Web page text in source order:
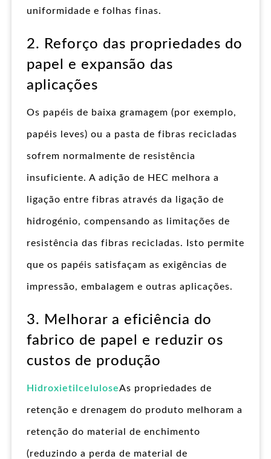
uniformidade e folhas finas.
2. Reforço das propriedades do
papel e expansão das
aplicações
Os papéis de baixa gramagem (por exemplo,
papéis leves) ou a pasta de fibras recicladas
sofrem normalmente de resistência
insuficiente. A adição de HEC melhora a
ligação entre fibras através da ligação de
hidrogénio, compensando as limitações de
resistência das fibras recicladas. Isto permite
que os papéis satisfaçam as exigências de
impressão, embalagem e outras aplicações.
3. Melhorar a eficiência do
fabrico de papel e reduzir os
custos de produção
HidroxietilceluloseAs propriedades de
retenção e drenagem do produto melhoram a
retenção do material de enchimento
(reduzindo a perda de material de